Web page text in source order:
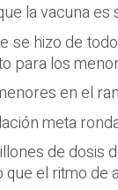
la vacuna
se hizo de
para los
en el
meta
de dosis
el ritmo de